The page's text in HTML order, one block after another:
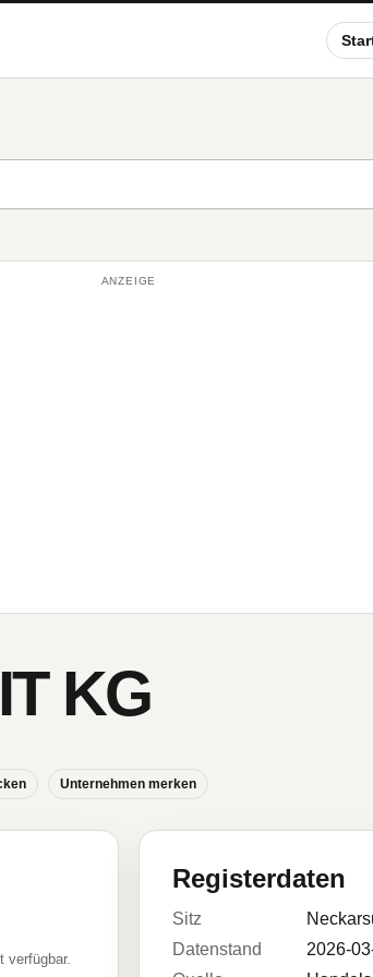
ANZEIGE
KG
Unternehmen merken
verfügbar.
Registerdaten
Sitz
Datenstand
2026-